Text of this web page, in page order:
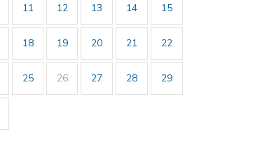
11 12 13 14 15
18 19 20 21 22
25 26 27 28 29